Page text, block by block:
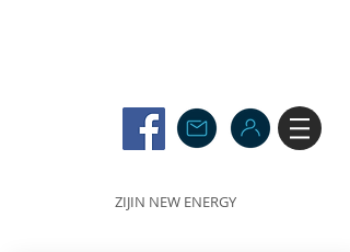
ZIJIN NEW ENERGY